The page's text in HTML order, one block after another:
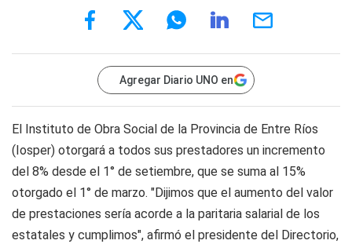
Agregar Diario UNO en
El Instituto de Obra Social de la Provincia de Entre Ríos
(Iosper) otorgará a todos sus prestadores un incremento
del 8% desde el 1° de setiembre, que se suma al 15%
otorgado el 1° de marzo. "Dijimos que el aumento del valor
de prestaciones sería acorde a la paritaria salarial de los
estatales y cumplimos", afirmó el presidente del Directorio,